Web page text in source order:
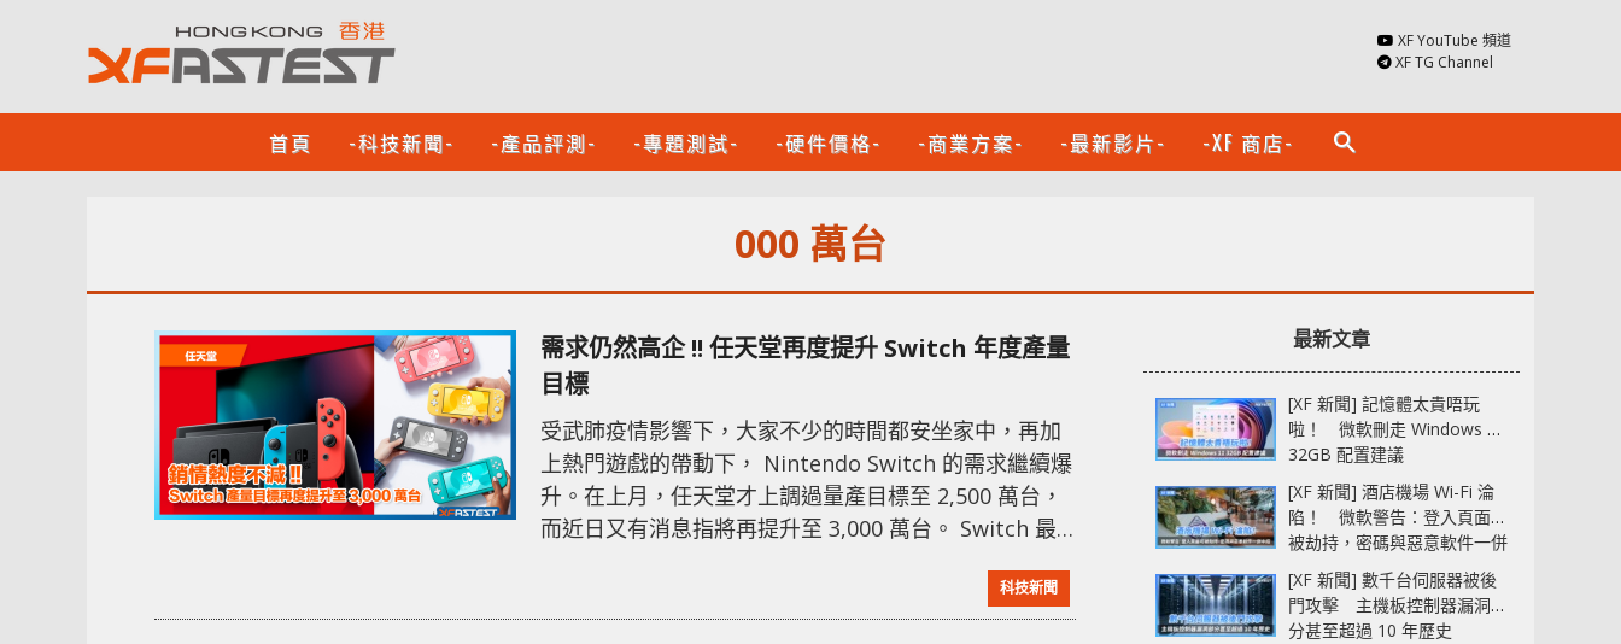
XF YouTube 頻道
XF TG Channel
首頁 -科技新聞- -產品評測- -專題測試- -硬件價格- -商業方案- -最新影片- -XF 商店- search
000 萬台
需求仍然高企 !! 任天堂再度提升 Switch 年度產量
目標
受武肺疫情影響下，大家不少的時間都安坐家中，再加
上熱門遊戲的帶動下， Nintendo Switch 的需求繼續爆
升。在上月，任天堂才上調過量產目標至 2,500 萬台，
而近日又有消息指將再提升至 3,000 萬台。 Switch 最
述爆料者的消息，指任天堂在 2021 年的 Switch 產量目
標將會再調高 20 ％ 至 3,000 萬台，並已要求代工廠擴
科技新聞
最新文章
[XF 新聞] 記憶體太貴唔玩
啦！ 微軟刪走 Windows 11
32GB 配置建議
[XF 新聞] 酒店機場 Wi-Fi 淪
陷！ 微軟警告：登入頁面可
被劫持，密碼與惡意軟件一併
中招
[XF 新聞] 數千台伺服器被後
門攻擊 主機板控制器漏洞部
分甚至超過 10 年歷史